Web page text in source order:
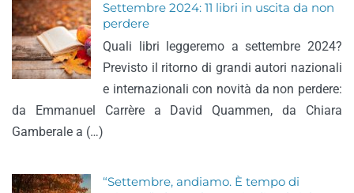
Settembre 2024: 11 libri in uscita da non
perdere
Quali libri leggeremo a settembre 2024?
Previsto il ritorno di grandi autori nazionali
e internazionali con novità da non perdere:
da Emmanuel Carrère a David Quammen, da Chiara
Gamberale a (…)
“Settembre, andiamo. È tempo di